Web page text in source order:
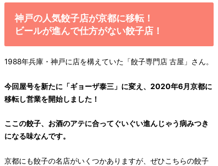
神戸の人気餃子店が京都に移転！
ビールが進んで仕方がない餃子店！
1988年兵庫・神戸に店を構えていた「餃子専門店 古屋」さん。
今回屋号を新たに「ギョーザ泰三」に変え、2020年6月京都に
移転し営業を開始しました！
ここの餃子、お酒のアテに合ってぐいぐい進んじゃう病みつき
になる味なんです。
京都にも餃子の名店がいくつかありますが、ぜひこちらの餃子